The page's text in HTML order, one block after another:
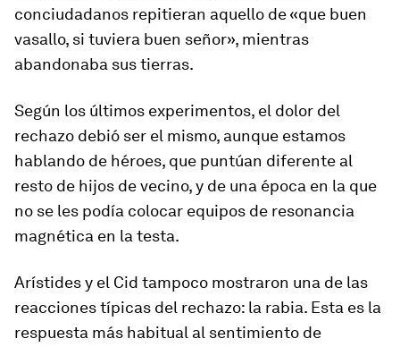
conciudadanos repitieran aquello de «que buen
vasallo, si tuviera buen señor», mientras
abandonaba sus tierras.
Según los últimos experimentos, el dolor del
rechazo debió ser el mismo, aunque estamos
hablando de héroes, que puntúan diferente al
resto de hijos de vecino, y de una época en la que
no se les podía colocar equipos de resonancia
magnética en la testa.
Arístides y el Cid tampoco mostraron una de las
reacciones típicas del rechazo: la rabia. Esta es la
respuesta más habitual al sentimiento de